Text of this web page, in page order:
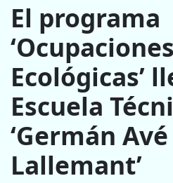
El programa
‘Ocupaciones
Ecológicas’
Escuela
‘Germán Avé
Lallemant’